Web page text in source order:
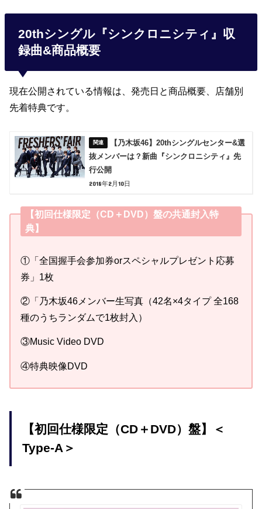
20thシングル『シンクロニシティ』収
録曲&商品概要
現在公開されている情報は、発売日と商品概要、店舗別
先着特典です。
【乃木坂46】20thシングルセンター&選
抜メンバーは？新曲『シンクロニシティ』先
行公開
2018年2月10日
【初回仕様限定（CD＋DVD）盤の共通封入特
典】
①「全国握手会参加券orスペシャルプレゼント応募
券」1枚
②「乃木坂46メンバー生写真（42名×4タイプ 全168
種のうちランダムで1枚封入）
③Music Video DVD
④特典映像DVD
【初回仕様限定（CD＋DVD）盤】＜
Type-A＞